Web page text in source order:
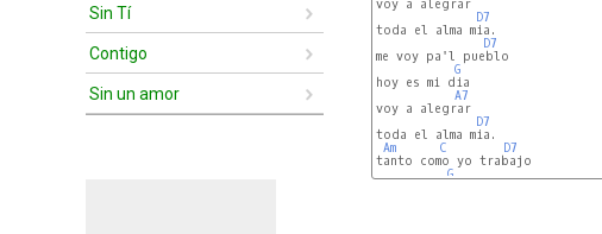
Sin Tí
Contigo
Sin un amor
voy a alegrar
D7
toda el alma mia.
D7
me voy pa'l pueblo
G
hoy es mi dia
A7
voy a alegrar
D7
toda el alma mia.
Am
C
D7
tanto como yo trabajo
G